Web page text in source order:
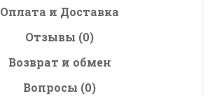
Оплата и Доставка
Отзывы (0)
Возврат и обмен
Вопросы (0)